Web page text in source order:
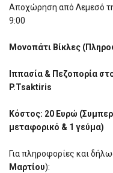
Αποχώρηση από Λεμεσό
9:00
Μονοπάτι Βίκλες
Ιππασία & Πεζοπορία
P.Tsaktiris
Κόστος: 20 Ευρώ
μεταφορικό & 1 γεύμα)
Για πληροφορίες και
Μαρτίου):